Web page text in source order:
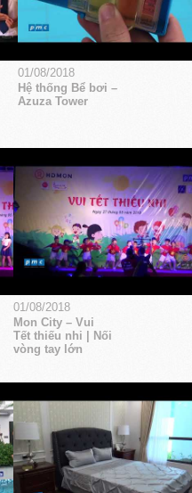
01/08/2018
Hệ thống Bể bơi –
Azuza Tower
01/08/2018
Mon City – Vui
Tết thiếu nhi | Nối
vòng tay lớn